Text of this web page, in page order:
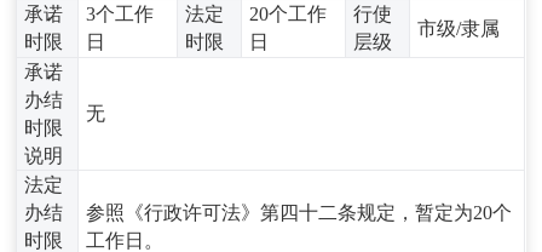
承诺
时限
3个工作
日
法定
时限
20个工作
日
行使
层级
市级/隶属
承诺
办结
时限
说明
无
法定
办结
时限
参照《行政许可法》第四十二条规定，暂定为20个
工作日。